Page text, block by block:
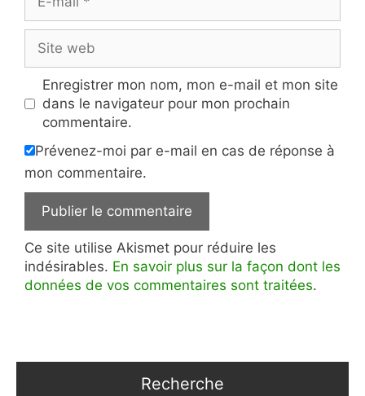
mail
web
Enregistrer mon nom, mon e-mail et mon site
dans le navigateur pour mon prochain
commentaire.
Prévenez-moi par e-mail en cas de réponse à
mon commentaire.
Ce site utilise Akismet pour réduire les
indésirables. En savoir plus sur la façon dont les
données de vos commentaires sont traitées.
Recherche